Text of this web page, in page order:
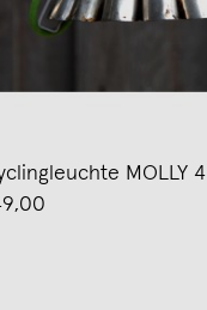
MOLLY 4